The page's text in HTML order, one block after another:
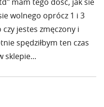
wolnego oprócz 1 i 3
jestes zmęczony i
spędziłbym ten czas
sklepie...